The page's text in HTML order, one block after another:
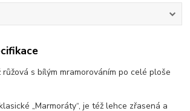
s bílým mramorováním po celé ploše
„Marmoráty“, je též lehce zřasená a